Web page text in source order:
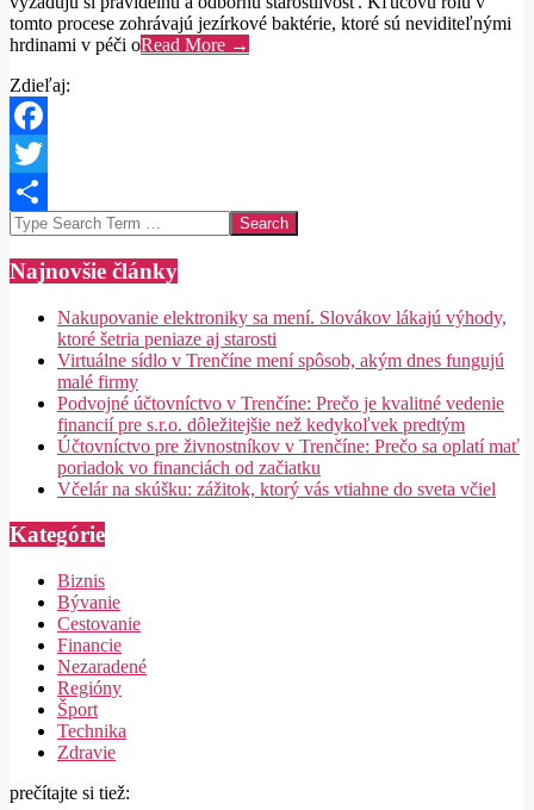
tomto procese zohrávajú jezírkové baktérie, ktoré sú neviditeľnými
hrdinami v péči oRead More →
Zdieľaj:
Facebook
Twitter
Share
Search
Najnovšie články
Nakupovanie elektroniky sa mení. Slovákov lákajú výhody,
ktoré šetria peniaze aj starosti
Virtuálne sídlo v Trenčíne mení spôsob, akým dnes fungujú
malé firmy
Podvojné účtovníctvo v Trenčíne: Prečo je kvalitné vedenie
financií pre s.r.o. dôležitejšie než kedykoľvek predtým
Účtovníctvo pre živnostníkov v Trenčíne: Prečo sa oplatí mať
poriadok vo financiách od začiatku
Včelár na skúšku: zážitok, ktorý vás vtiahne do sveta včiel
Kategórie
Biznis
Bývanie
Cestovanie
Financie
Nezaradené
Regióny
Šport
Technika
Zdravie
prečítajte si tiež: